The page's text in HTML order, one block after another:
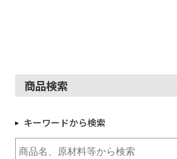
商品検索
キーワードから検索